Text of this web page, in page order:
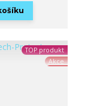
TOP produkt
Akce